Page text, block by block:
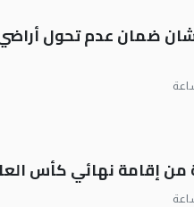
ضمان عدم تحول
نهائي كأس العالم 2030 في